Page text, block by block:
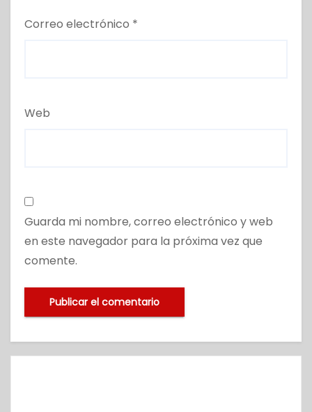
Correo electrónico *
Web
Guarda mi nombre, correo electrónico y web
en este navegador para la próxima vez que
comente.